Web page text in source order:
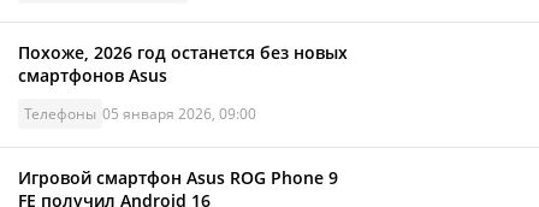
Похоже, 2026 год останется без новых
смартфонов Asus
Телефоны 05 января 2026, 09:00
Игровой смартфон Asus ROG Phone 9
FE получил Android 16